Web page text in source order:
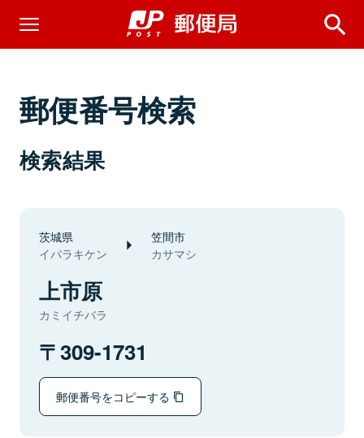
郵便番号検索
検索結果
茨城県
イバラキケン
笠間市
カサマシ
上市原
カミイチバラ
309-1731
郵便番号をコピーする